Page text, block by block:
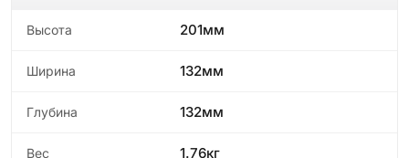
Высота 201мм
Ширина 132мм
Глубина 132мм
Вес 1.76кг